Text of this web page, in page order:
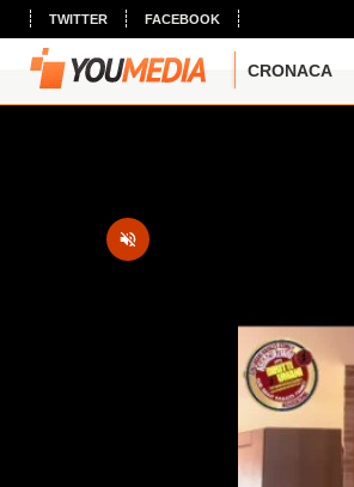
TWITTER FACEBOOK
CRONACA